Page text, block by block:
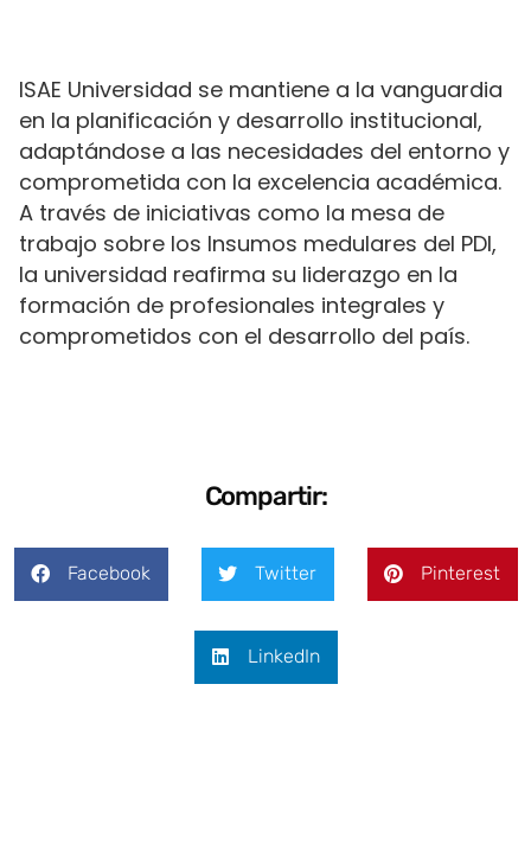
ISAE Universidad se mantiene a la vanguardia
en la planificación y desarrollo institucional,
adaptándose a las necesidades del entorno y
comprometida con la excelencia académica.
A través de iniciativas como la mesa de
trabajo sobre los Insumos medulares del PDI,
la universidad reafirma su liderazgo en la
formación de profesionales integrales y
comprometidos con el desarrollo del país.
Compartir:
Facebook Twitter Pinterest
LinkedIn